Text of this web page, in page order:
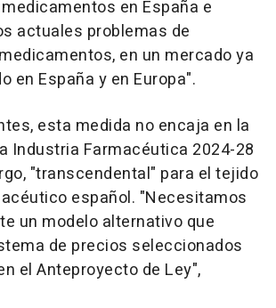
en España e
actuales problemas de
en un mercado ya
en España y en Europa".
esta medida no encaja en la
Industria Farmacéutica 2024-28
"transcendental" para el tejido
español. "Necesitamos
un modelo alternativo que
de precios seleccionados
el Anteproyecto de Ley",